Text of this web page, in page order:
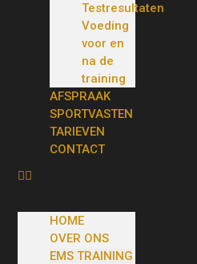
Testresultaten
Voeding
voor en
na de
training
AFSPRAAK
SPORTVASTEN
TARIEVEN
CONTACT
HOME
OVER ONS
EMS TRAINING